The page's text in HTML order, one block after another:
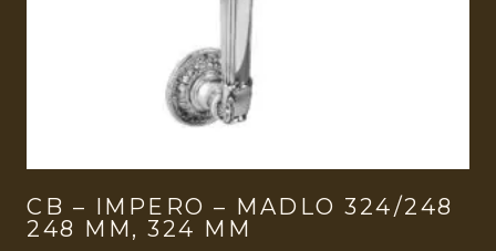
CB – IMPERO – MADLO 324/248
248 MM, 324 MM